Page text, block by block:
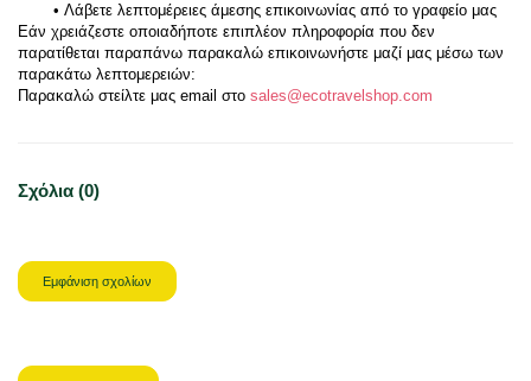
Λάβετε λεπτομέρειες άμεσης επικοινωνίας από το γραφείο μας
Εάν χρειάζεστε οποιαδήποτε επιπλέον πληροφορία που δεν
παρατίθεται παραπάνω παρακαλώ επικοινωνήστε μαζί μας μέσω των
παρακάτω λεπτομερειών:
Παρακαλώ στείλτε μας email στο sales@ecotravelshop.com
Σχόλια (0)
Εμφάνιση σχολίων